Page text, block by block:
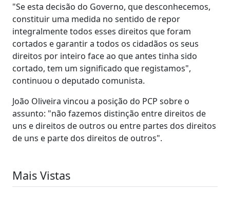
"Se esta decisão do Governo, que desconhecemos,
constituir uma medida no sentido de repor
integralmente todos esses direitos que foram
cortados e garantir a todos os cidadãos os seus
direitos por inteiro face ao que antes tinha sido
cortado, tem um significado que registamos",
continuou o deputado comunista.
João Oliveira vincou a posição do PCP sobre o
assunto: "não fazemos distinção entre direitos de
uns e direitos de outros ou entre partes dos direitos
de uns e parte dos direitos de outros".
Mais Vistas